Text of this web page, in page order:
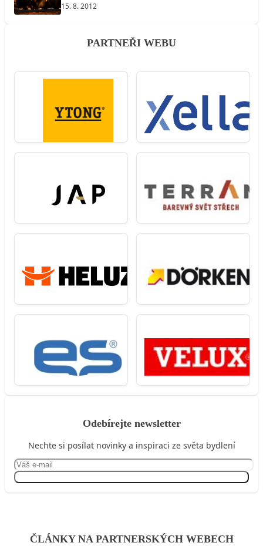
15. 8. 2012
PARTNEŘI WEBU
Odebírejte newsletter
Nechte si posílat novinky a inspiraci ze světa bydlení
ČLÁNKY NA PARTNERSKÝCH WEBECH